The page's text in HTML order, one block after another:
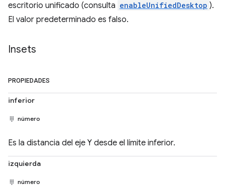
escritorio unificado (consulta enableUnifiedDesktop ).
El valor predeterminado es falso.
Insets
PROPIEDADES
inferior
número
Es la distancia del eje Y desde el límite inferior.
izquierda
número